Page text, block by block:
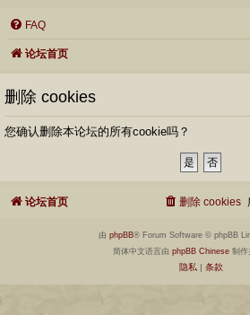
FAQ
论坛首页
删除 cookies
您确认删除本论坛的所有cookie吗？
论坛首页 删除 cookies
由 phpBB® Forum Software © phpBB
简体中文语言由 phpBB Chinese 制作
隐私 | 条款